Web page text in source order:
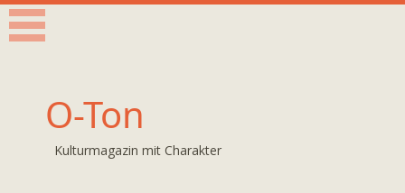
O-Ton
Kulturmagazin mit Charakter